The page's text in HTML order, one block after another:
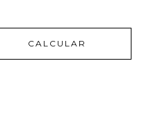
CALCULAR